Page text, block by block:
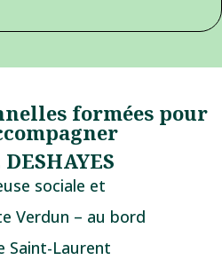
formées pour
sociale et
Verdun – au bord
Saint-Laurent